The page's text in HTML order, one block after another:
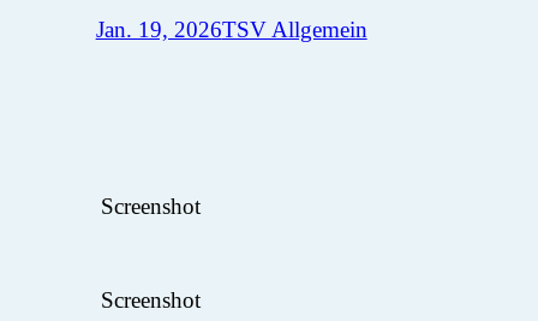
Jan. 19, 2026TSV Allgemein
Screenshot
Screenshot